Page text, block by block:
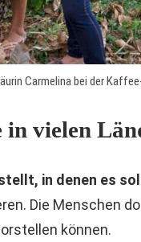
Carmelina bei der
in vielen
in denen es
Die Menschen
können.